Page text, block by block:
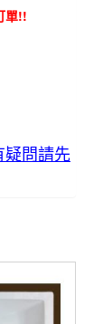
單!!
疑問請先